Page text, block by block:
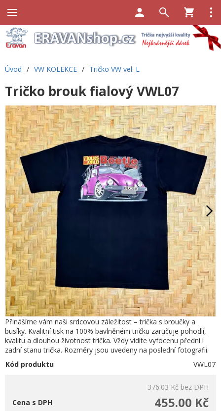
Úvod / VW KOLEKCE / Tričko VW vel. L
Tričko brouk fialový VWL07
Přinášíme vám naši srdcovou záležitost – trička s broučky a
busíky. Kvalitní tisk na 100% bavlněném tričku zaručuje pohodlí,
kvalitu a dlouhou životnost trička. Vždy vidíte vyfocenu přední i
zadní stanu trička. Rozměry jsou uvedeny na poslední fotografii.
Kód produktu
VWL07
376.03 Kč bez DPH
455.00 Kč
Cena s DPH